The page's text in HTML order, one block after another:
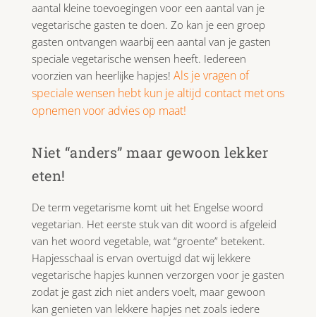
aantal kleine toevoegingen voor een aantal van je
vegetarische gasten te doen. Zo kan je een groep
gasten ontvangen waarbij een aantal van je gasten
speciale vegetarische wensen heeft. Iedereen
voorzien van heerlijke hapjes! Als je vragen of
speciale wensen hebt kun je altijd contact met ons
opnemen voor advies op maat!
Niet “anders” maar gewoon lekker
eten!
De term vegetarisme komt uit het Engelse woord
vegetarian. Het eerste stuk van dit woord is afgeleid
van het woord vegetable, wat “groente” betekent.
Hapjesschaal is ervan overtuigd dat wij lekkere
vegetarische hapjes kunnen verzorgen voor je gasten
zodat je gast zich niet anders voelt, maar gewoon
kan genieten van lekkere hapjes net zoals iedere